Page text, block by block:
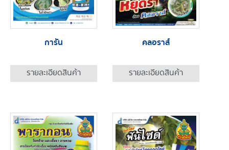
การัน
รายละเอียดสินค้า
คลอราส์
รายละเอียดสินค้า